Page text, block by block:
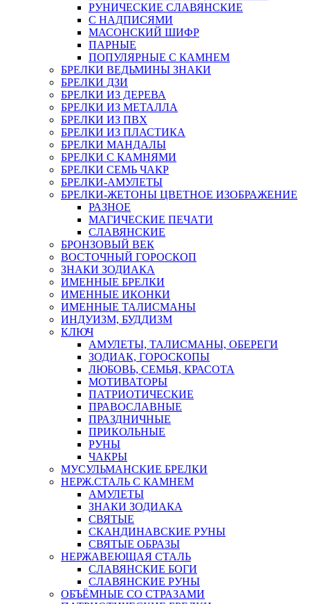
РУНИЧЕСКИЕ СЛАВЯНСКИЕ
С НАДПИСЯМИ
МАСОНСКИЙ ШИФР
ПАРНЫЕ
ПОПУЛЯРНЫЕ С КАМНЕМ
БРЕЛКИ ВЕДЬМИНЫ ЗНАКИ
БРЕЛКИ ДЗИ
БРЕЛКИ ИЗ ДЕРЕВА
БРЕЛКИ ИЗ МЕТАЛЛА
БРЕЛКИ ИЗ ПВХ
БРЕЛКИ ИЗ ПЛАСТИКА
БРЕЛКИ МАНДАЛЫ
БРЕЛКИ С КАМНЯМИ
БРЕЛКИ СЕМЬ ЧАКР
БРЕЛКИ-АМУЛЕТЫ
БРЕЛКИ-ЖЕТОНЫ ЦВЕТНОЕ ИЗОБРАЖЕНИЕ
РАЗНОЕ
МАГИЧЕСКИЕ ПЕЧАТИ
СЛАВЯНСКИЕ
БРОНЗОВЫЙ ВЕК
ВОСТОЧНЫЙ ГОРОСКОП
ЗНАКИ ЗОДИАКА
ИМЕННЫЕ БРЕЛКИ
ИМЕННЫЕ ИКОНКИ
ИМЕННЫЕ ТАЛИСМАНЫ
ИНДУИЗМ, БУДДИЗМ
КЛЮЧ
АМУЛЕТЫ, ТАЛИСМАНЫ, ОБЕРЕГИ
ЗОДИАК, ГОРОСКОПЫ
ЛЮБОВЬ, СЕМЬЯ, КРАСОТА
МОТИВАТОРЫ
ПАТРИОТИЧЕСКИЕ
ПРАВОСЛАВНЫЕ
ПРАЗДНИЧНЫЕ
ПРИКОЛЬНЫЕ
РУНЫ
ЧАКРЫ
МУСУЛЬМАНСКИЕ БРЕЛКИ
НЕРЖ.СТАЛЬ С КАМНЕМ
АМУЛЕТЫ
ЗНАКИ ЗОДИАКА
СВЯТЫЕ
СКАНДИНАВСКИЕ РУНЫ
СВЯТЫЕ ОБРАЗЫ
НЕРЖАВЕЮЩАЯ СТАЛЬ
СЛАВЯНСКИЕ БОГИ
СЛАВЯНСКИЕ РУНЫ
ОБЪЁМНЫЕ СО СТРАЗАМИ